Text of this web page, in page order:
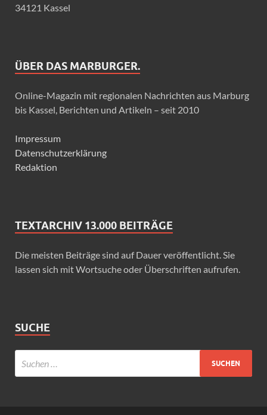
34121 Kassel
ÜBER DAS MARBURGER.
Online-Magazin mit regionalen Nachrichten aus Marburg
bis Kassel, Berichten und Artikeln – seit 2010
Impressum
Datenschutzerklärung
Redaktion
TEXTARCHIV 13.000 BEITRÄGE
Die meisten Beiträge sind auf Dauer veröffentlicht. Sie
lassen sich mit Wortsuche oder Überschriften aufrufen.
SUCHE